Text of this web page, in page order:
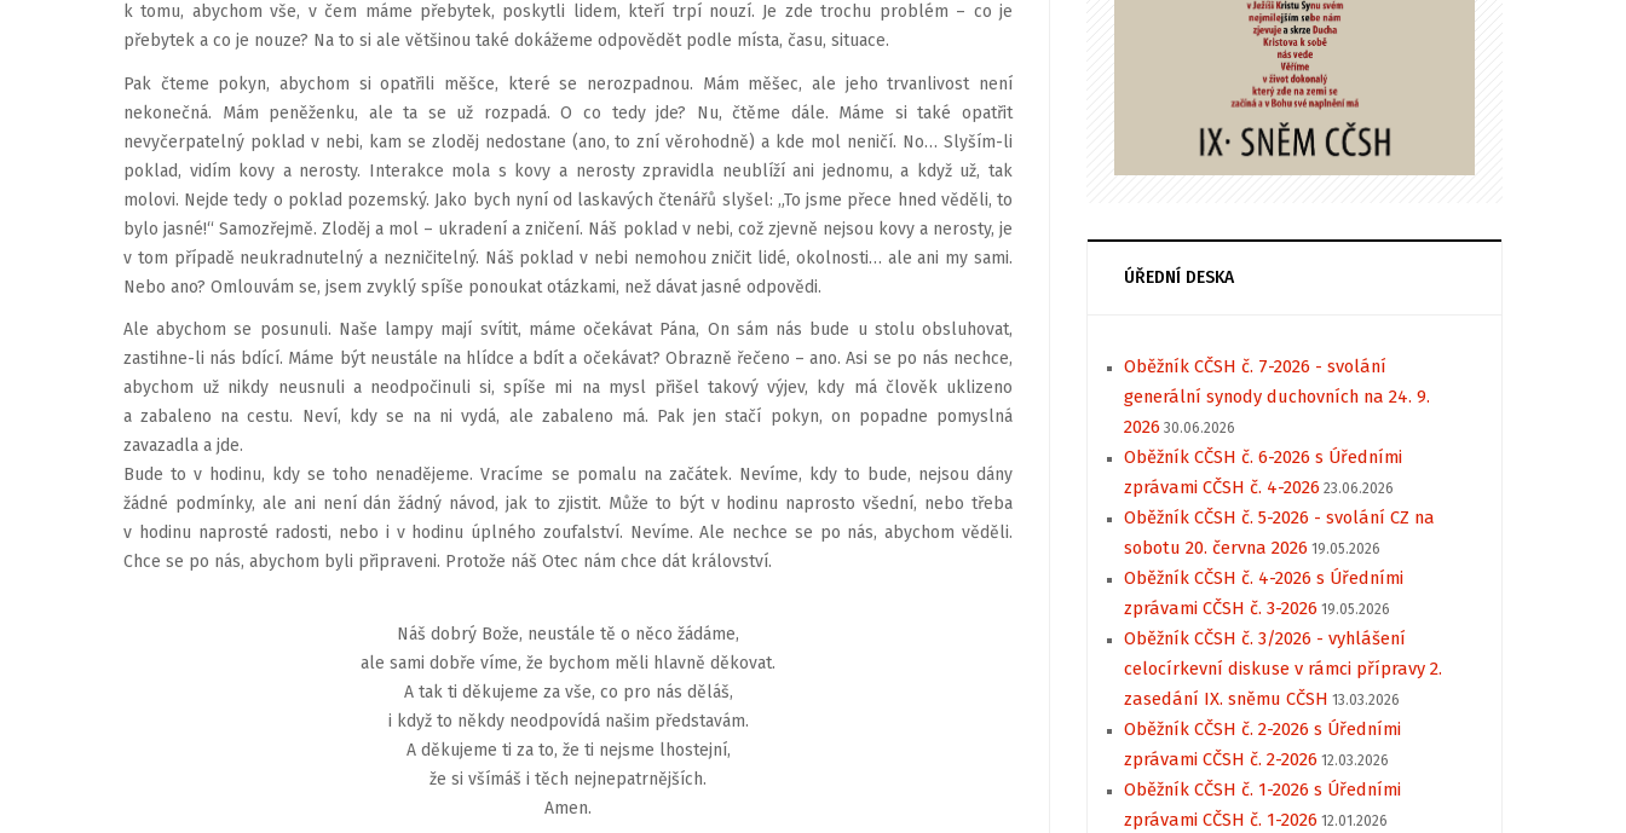
k tomu, abychom vše, v čem máme přebytek, poskytli lidem, kteří trpí nouzí. Je zde trochu problém – co je
přebytek a co je nouze? Na to si ale většinou také dokážeme odpovědět podle místa, času, situace.
Pak čteme pokyn, abychom si opatřili měšce, které se nerozpadnou. Mám měšec, ale jeho trvanlivost není
nekonečná. Mám peněženku, ale ta se už rozpadá. O co tedy jde? Nu, čtěme dále. Máme si také opatřit
nevyčerpatelný poklad v nebi, kam se zloděj nedostane (ano, to zní věrohodně) a kde mol neničí. No… Slyším-li
poklad, vidím kovy a nerosty. Interakce mola s kovy a nerosty zpravidla neublíží ani jednomu, a když už, tak
molovi. Nejde tedy o poklad pozemský. Jako bych nyní od laskavých čtenářů slyšel: „To jsme přece hned věděli, to
bylo jasné!“ Samozřejmě. Zloděj a mol – ukradení a zničení. Náš poklad v nebi, což zjevně nejsou kovy a nerosty, je
v tom případě neukradnutelný a nezničitelný. Náš poklad v nebi nemohou zničit lidé, okolnosti… ale ani my sami.
Nebo ano? Omlouvám se, jsem zvyklý spíše ponoukat otázkami, než dávat jasné odpovědi.
Ale abychom se posunuli. Naše lampy mají svítit, máme očekávat Pána, On sám nás bude u stolu obsluhovat,
zastihne-li nás bdící. Máme být neustále na hlídce a bdít a očekávat? Obrazně řečeno – ano. Asi se po nás nechce,
abychom už nikdy neusnuli a neodpočinuli si, spíše mi na mysl přišel takový výjev, kdy má člověk uklizeno
a zabaleno na cestu. Neví, kdy se na ni vydá, ale zabaleno má. Pak jen stačí pokyn, on popadne pomyslná
zavazadla a jde.
Bude to v hodinu, kdy se toho nenadějeme. Vracíme se pomalu na začátek. Nevíme, kdy to bude, nejsou dány
žádné podmínky, ale ani není dán žádný návod, jak to zjistit. Může to být v hodinu naprosto všední, nebo třeba
v hodinu naprosté radosti, nebo i v hodinu úplného zoufalství. Nevíme. Ale nechce se po nás, abychom věděli.
Chce se po nás, abychom byli připraveni. Protože náš Otec nám chce dát království.
Náš dobrý Bože, neustále tě o něco žádáme,
ale sami dobře víme, že bychom měli hlavně děkovat.
A tak ti děkujeme za vše, co pro nás děláš,
i když to někdy neodpovídá našim představám.
A děkujeme ti za to, že ti nejsme lhostejní,
že si všímáš i těch nejnepatrnějších.
Amen.
ÚŘEDNÍ DESKA
Oběžník CČSH č. 7-2026 - svolání
generální synody duchovních na 24. 9.
2026 30.06.2026
Oběžník CČSH č. 6-2026 s Úředními
zprávami CČSH č. 4-2026 23.06.2026
Oběžník CČSH č. 5-2026 - svolání CZ na
sobotu 20. června 2026 19.05.2026
Oběžník CČSH č. 4-2026 s Úředními
zprávami CČSH č. 3-2026 19.05.2026
Oběžník CČSH č. 3/2026 - vyhlášení
celocírkevní diskuse v rámci přípravy 2.
zasedání IX. sněmu CČSH 13.03.2026
Oběžník CČSH č. 2-2026 s Úředními
zprávami CČSH č. 2-2026 12.03.2026
Oběžník CČSH č. 1-2026 s Úředními
zprávami CČSH č. 1-2026 12.01.2026